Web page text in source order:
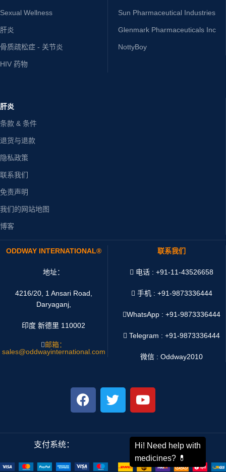
Sexual Wellness
肝炎
骨质疏松症 - 关节炎
HIV 药物
Sun Pharmaceutical Industries
Glenmark Pharmaceuticals Inc
NottyBoy
肝炎
条款 & 条件
退货与退款
隐私政策
联系我们
免责声明
我们的网站地图
博客
ODDWAY INTERNATIONAL®
地址：
4216/20, 1 Ansari Road,
Daryaganj,
印度 新德里 110002
邮箱：
sales@oddwayinternational.com
联系我们
电话 : +91-11-43526658
手机 : +91-9873336444
WhatsApp :+91-9873336444
Telegram : +91-9873336444
微信 : Oddway2010
支付系统： 运输系统：